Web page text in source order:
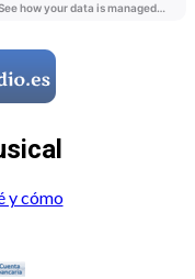
y cómo